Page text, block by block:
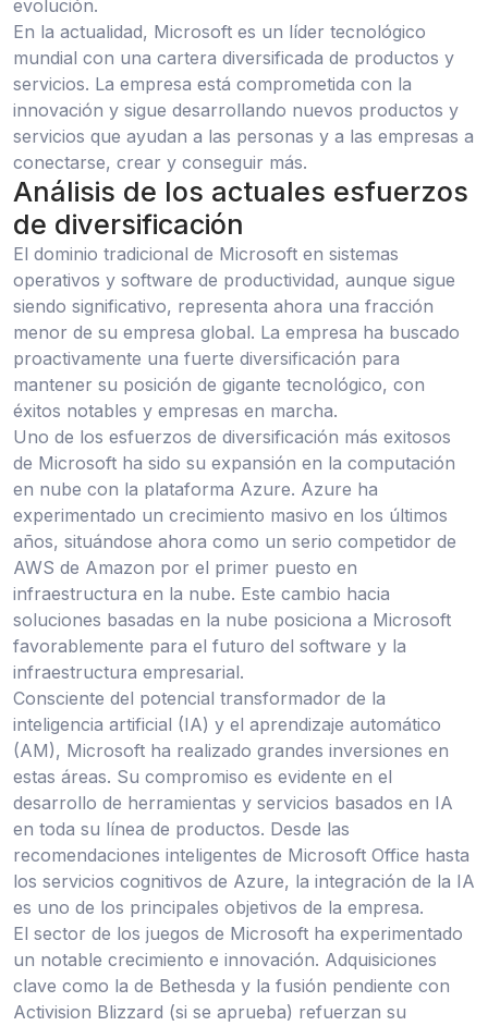
evolución.
En la actualidad, Microsoft es un líder tecnológico
mundial con una cartera diversificada de productos y
servicios. La empresa está comprometida con la
innovación y sigue desarrollando nuevos productos y
servicios que ayudan a las personas y a las empresas a
conectarse, crear y conseguir más.
Análisis de los actuales esfuerzos
de diversificación
El dominio tradicional de Microsoft en sistemas
operativos y software de productividad, aunque sigue
siendo significativo, representa ahora una fracción
menor de su empresa global. La empresa ha buscado
proactivamente una fuerte diversificación para
mantener su posición de gigante tecnológico, con
éxitos notables y empresas en marcha.
Uno de los esfuerzos de diversificación más exitosos
de Microsoft ha sido su expansión en la computación
en nube con la plataforma Azure. Azure ha
experimentado un crecimiento masivo en los últimos
años, situándose ahora como un serio competidor de
AWS de Amazon por el primer puesto en
infraestructura en la nube. Este cambio hacia
soluciones basadas en la nube posiciona a Microsoft
favorablemente para el futuro del software y la
infraestructura empresarial.
Consciente del potencial transformador de la
inteligencia artificial (IA) y el aprendizaje automático
(AM), Microsoft ha realizado grandes inversiones en
estas áreas. Su compromiso es evidente en el
desarrollo de herramientas y servicios basados en IA
en toda su línea de productos. Desde las
recomendaciones inteligentes de Microsoft Office hasta
los servicios cognitivos de Azure, la integración de la IA
es uno de los principales objetivos de la empresa.
El sector de los juegos de Microsoft ha experimentado
un notable crecimiento e innovación. Adquisiciones
clave como la de Bethesda y la fusión pendiente con
Activision Blizzard (si se aprueba) refuerzan su